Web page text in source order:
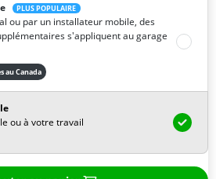
PLUS POPULAIRE
ou par un installateur mobile, des
s'appliquent au garage
au Canada
ou à votre travail